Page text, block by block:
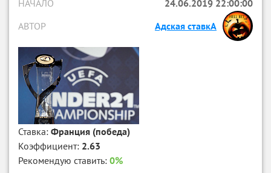
НАЧАЛО
24.06.2019 22:00:00
АВТОР
Адская ставкА
Ставка: Франция (победа)
Коэффициент: 2.63
Рекомендую ставить: 0%